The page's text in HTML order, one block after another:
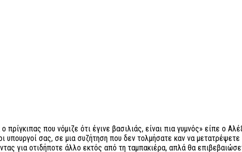
που νόμιζε ότι έγινε βασιλιάς, είναι πια γυμνός» είπε ο
σας, σε μια συζήτηση που δεν τολμήσατε καν να
για οτιδήποτε άλλο εκτός από τη ταμπακιέρα, απλά θα